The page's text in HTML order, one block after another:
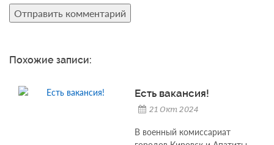
Похожие записи:
Есть вакансия!
21 Окт 2024
В военный комиссариат